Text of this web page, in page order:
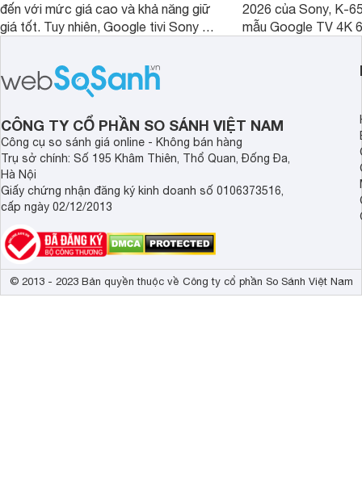
đến với mức giá cao và khả năng giữ
giá tốt. Tuy nhiên, Google tivi Sony 55
tiếp cận hơn dù mới ra mắt trong năm
2026 của Sony, K-
mẫu Google TV 4K
nghệ hỗ trợ nâng
CÔNG TY CỔ PHẦN SO SÁNH VIỆT NAM
Công cụ so sánh giá online - Không bán hàng
Trụ sở chính: Số 195 Khâm Thiên, Thổ Quan, Đống Đa,
Hà Nội
Giấy chứng nhận đăng ký kinh doanh số 0106373516,
cấp ngày 02/12/2013
© 2013 - 2023 Bản quyền thuộc về Công ty cổ phần So Sánh Việt Nam